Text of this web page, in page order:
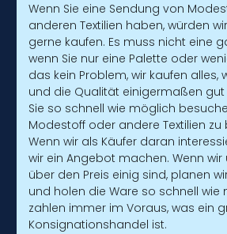
Wenn Sie eine Sendung von
anderen Textilien haben, würden
gerne kaufen. Es muss nicht eine
wenn Sie nur eine Palette oder
das kein Problem, wir kaufen alles,
und die Qualität einigermaßen gut
Sie so schnell wie möglich
Modestoff oder andere Textilien
Wenn wir als Käufer daran
wir ein Angebot machen. Wenn
über den Preis einig sind, planen
und holen die Ware so schnell wie
zahlen immer im Voraus, was ein
Konsignationshandel ist.